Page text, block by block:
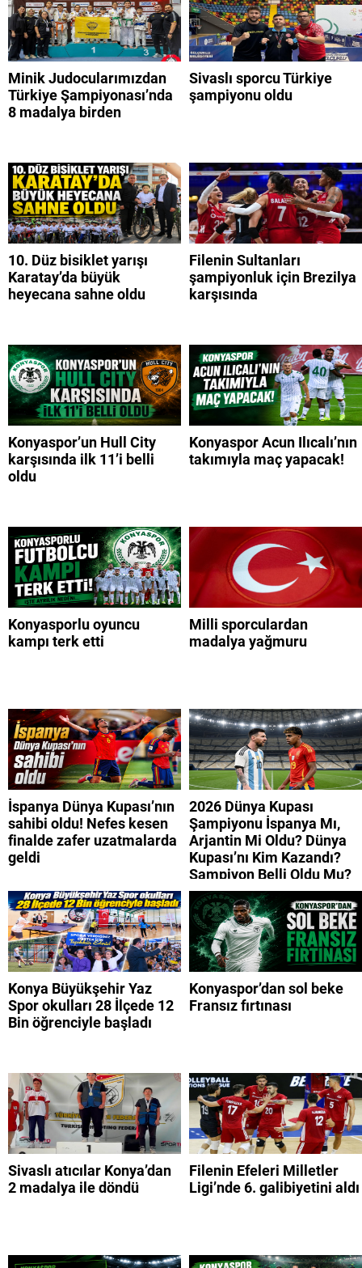
Minik Judocularımızdan
Türkiye Şampiyonası’nda
8 madalya birden
Sivaslı sporcu Türkiye
şampiyonu oldu
10. Düz bisiklet yarışı
Karatay’da büyük
heyecana sahne oldu
Filenin Sultanları
şampiyonluk için Brezilya
karşısında
Konyaspor’un Hull City
karşısında ilk 11’i belli
oldu
Konyaspor Acun Ilıcalı’nın
takımıyla maç yapacak!
Konyasporlu oyuncu
kampı terk etti
Milli sporculardan
madalya yağmuru
İspanya Dünya Kupası’nın
sahibi oldu! Nefes kesen
finalde zafer uzatmalarda
geldi
2026 Dünya Kupası
Şampiyonu İspanya Mı,
Arjantin Mi Oldu? Dünya
Kupası’nı Kim Kazandı?
Şampiyon Belli Oldu Mu?
Konya Büyükşehir Yaz
Spor okulları 28 İlçede 12
Bin öğrenciyle başladı
Konyaspor’dan sol beke
Fransız fırtınası
Sivaslı atıcılar Konya’dan
2 madalya ile döndü
Filenin Efeleri Milletler
Ligi’nde 6. galibiyetini aldı